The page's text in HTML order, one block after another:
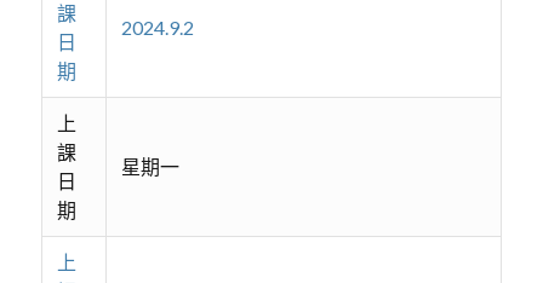
課
日
期
2024.9.2
上
課
日
期
星期一
上